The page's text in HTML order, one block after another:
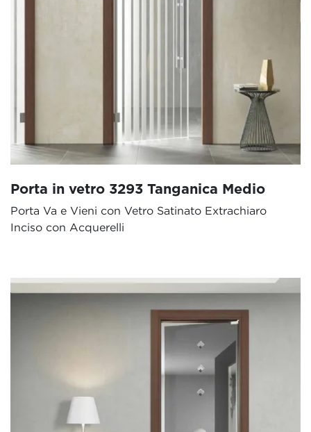
Porta in vetro 3293 Tanganica Medio
Porta Va e Vieni con Vetro Satinato Extrachiaro
Inciso con Acquerelli